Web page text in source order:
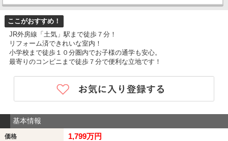
ここがおすすめ！
JR外房線「土気」駅まで徒歩７分！
リフォーム済できれいな室内！
小学校まで徒歩１０分圏内でお子様の通学も安心。
最寄りのコンビニまで徒歩７分で便利な立地です！
基本情報
価格 1,799万円